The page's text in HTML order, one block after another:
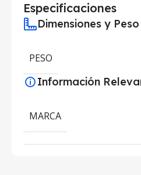
Especificaciones
Dimensiones y Peso
PESO
Información
MARCA